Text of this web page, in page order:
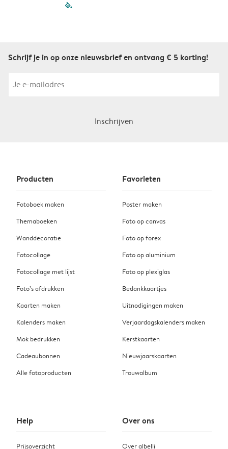
filled-pagination
Schrijf je in op onze nieuwsbrief en ontvang € 5 korting!
Inschrijven
Producten
Fotoboek maken
Themaboeken
Wanddecoratie
Fotocollage
Fotocollage met lijst
Foto’s afdrukken
Kaarten maken
Kalenders maken
Mok bedrukken
Cadeaubonnen
Alle fotoproducten
Favorieten
Poster maken
Foto op canvas
Foto op forex
Foto op aluminium
Foto op plexiglas
Bedankkaartjes
Uitnodigingen maken
Verjaardagskalenders maken
Kerstkaarten
Nieuwjaarskaarten
Trouwalbum
Help
Prijsoverzicht
Over ons
Over albelli